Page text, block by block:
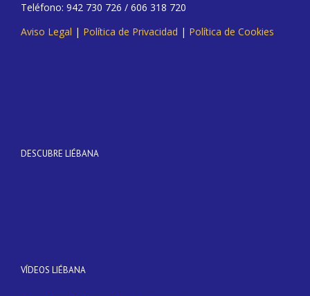
Teléfono: 942 730 726 / 606 318 720
Aviso Legal | Política de Privacidad | Política de Cookies
DESCUBRE LIÉBANA
VÍDEOS LIÉBANA